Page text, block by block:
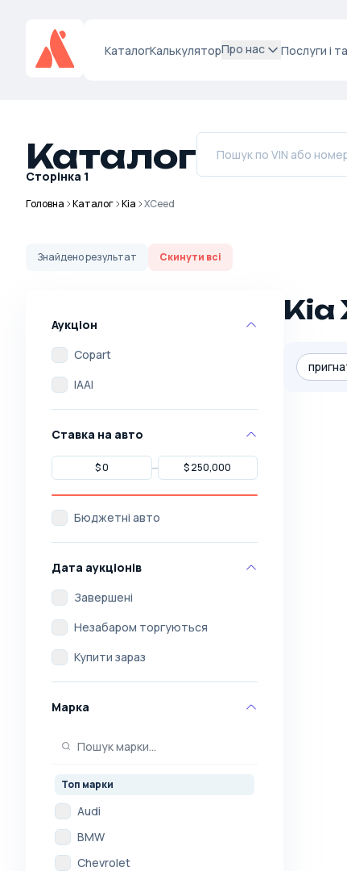
КаталогКалькуляторПро нас Послуги і
Каталог
Сторінка 1
Головна Каталог Kia XCeed
Знайденорезультат Скинути всі
Аукціон
Copart
IAAI
Ставка на авто
Бюджетні авто
Дата аукціонів
Завершені
Незабаром торгуються
Купити зараз
Марка
Топ марки
Audi
BMW
Chevrolet
Kia